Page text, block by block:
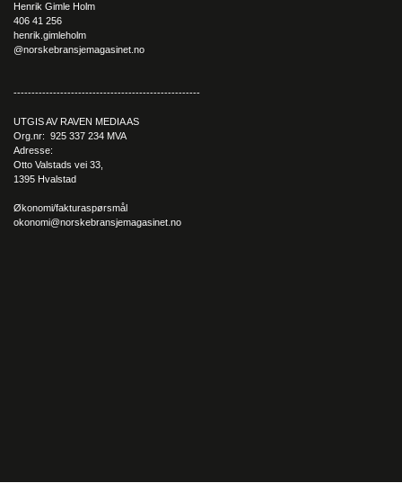
Henrik Gimle Holm
406 41 256
henrik.gimleholm
@norskebransjemagasinet.no
----------------------------------------------------
UTGIS AV RAVEN MEDIA AS
Org.nr: 925 337 234 MVA
Adresse:
Otto Valstads vei 33,
1395 Hvalstad
Økonomi/fakturaspørsmål
okonomi@norskebransjemagasinet.no